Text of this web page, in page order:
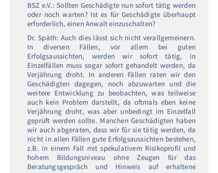
BSZ e.V.: Sollten Geschädigte nun sofort tätig werden
oder noch warten? Ist es für Geschädigte überhaupt
erforderlich, einen Anwalt einzuschalten?
Dr. Späth: Auch dies lässt sich nicht verallgemeinern.
In diversen Fällen, vor allem bei guten
Erfolgsaussichten, werden wir sofort tätig, in
Einzelfällen muss sogar sofort gehandelt werden, da
Verjährung droht. In anderen Fällen raten wir den
Geschädigten dagegen, noch abzuwarten und die
weitere Entwicklung zu beobachten, was teilweise
auch kein Problem darstellt, da oftmals eben keine
Verjährung droht, was aber unbedingt im Einzelfall
geprüft werden sollte. Manchen Geschädigten haben
wir auch abgeraten, dass wir für sie tätig werden, da
nicht in allen Fällen gute Erfolgsaussichten bestehen,
z.B. in einem Fall mit spekulativem Risikoprofil und
hohem Bildungsniveau ohne Zeugen für das
Beratungsgespräch und Hinweis auf erhaltene